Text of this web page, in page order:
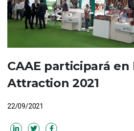
CAAE participará en
Attraction 2021
22/09/2021